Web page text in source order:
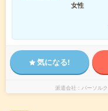
女性
気になる!
派遣会社 パーソル